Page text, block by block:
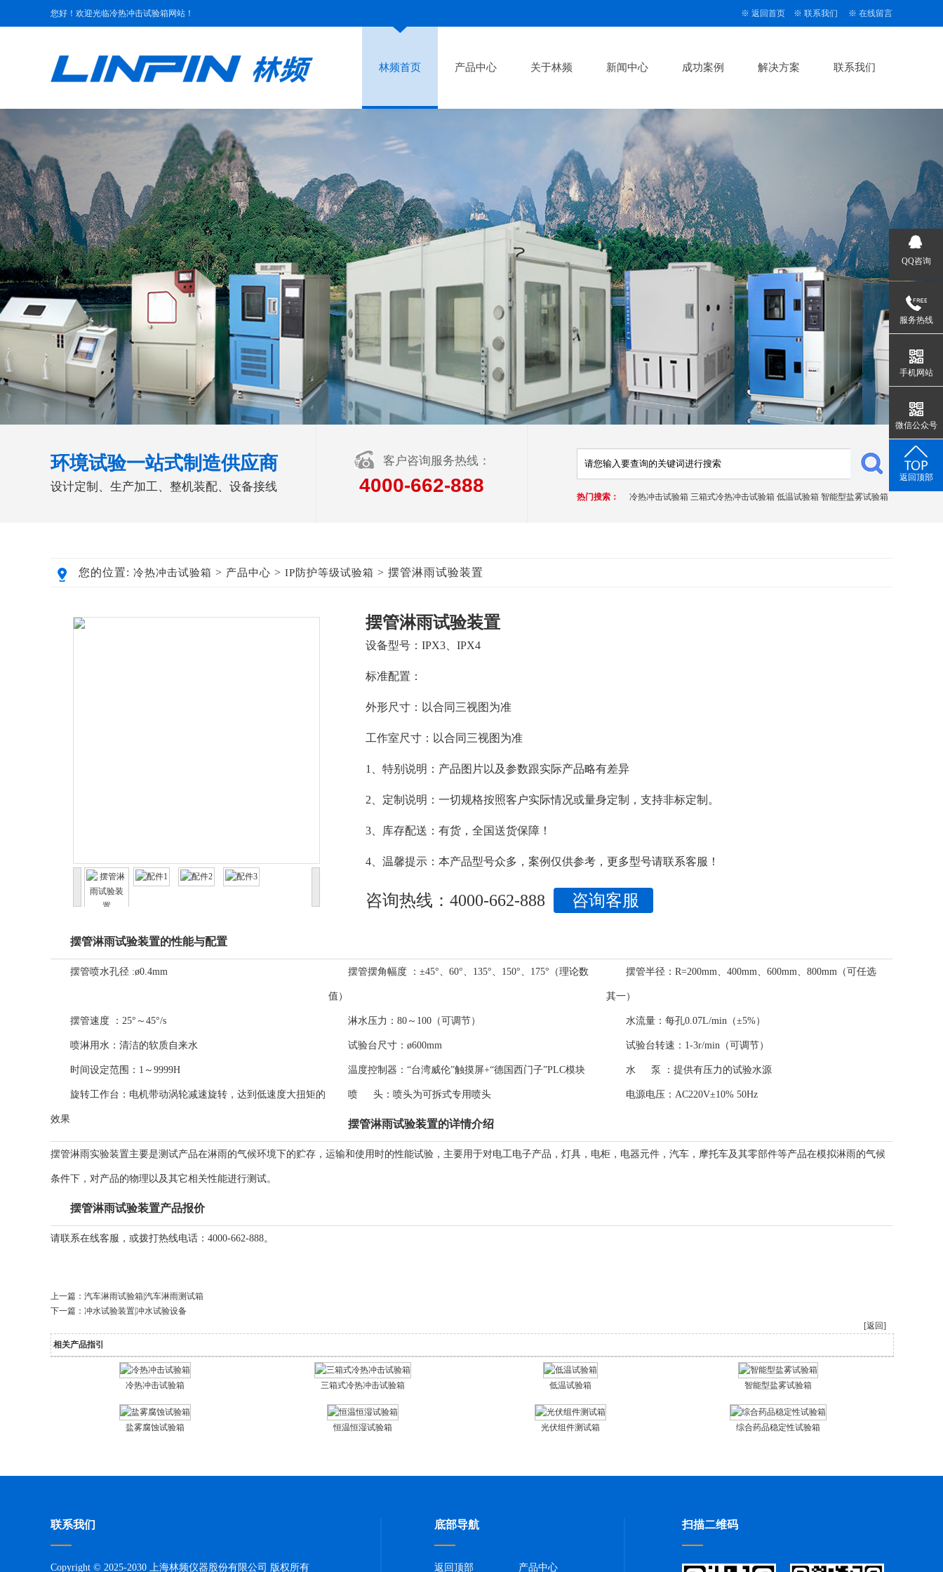
您好！欢迎光临冷热冲击试验箱网站！ ※ 返回首页 ※ 联系我们 ※ 在线留言
林频首页 产品中心 关于林频 新闻中心 成功案例 解决方案 联系我们
环境试验一站式制造供应商
设计定制、生产加工、整机装配、设备接线
客户咨询服务热线：
4000-662-888
热门搜索： 冷热冲击试验箱 三箱式冷热冲击试验箱 低温试验箱 智能型盐雾试验箱
您的位置: 冷热冲击试验箱 > 产品中心 > IP防护等级试验箱 > 摆管淋雨试验装置
摆管淋雨试验装置
设备型号：IPX3、IPX4
标准配置：
外形尺寸：以合同三视图为准
工作室尺寸：以合同三视图为准
1、特别说明：产品图片以及参数跟实际产品略有差异
2、定制说明：一切规格按照客户实际情况或量身定制，支持非标定制。
3、库存配送：有货，全国送货保障！
4、温馨提示：本产品型号众多，案例仅供参考，更多型号请联系客服！
咨询热线：4000-662-888 咨询客服
摆管淋雨试验装置的性能与配置
摆管喷水孔径 :ø0.4mm 摆管摆角幅度 ： ±45°、60°、135°、150°、175°（理论数
值）
摆管半径： R=200mm、400mm、600mm、800mm（可任选
其一）
摆管速度 ： 25°～45°/s 淋水压力： 80～100（可调节） 水流量： 每孔0.07L/min（±5%）
喷淋用水： 清洁的软质自来水 试验台尺寸： ø600mm 试验台转速： 1-3r/min（可调节）
时间设定范围： 1～9999H 温度控制器： “台湾威伦”触摸屏+“德国西门子”PLC模块 水 泵 ： 提供有压力的试验水源
旋转工作台： 电机带动涡轮减速旋转，达到低速度大扭矩的
效果
喷 头： 喷头为可拆式专用喷头 电源电压： AC220V±10% 50Hz
摆管淋雨试验装置的详情介绍
摆管淋雨实验装置主要是测试产品在淋雨的气候环境下的贮存，运输和使用时的性能试验，主要用于对电工电子产品，灯具，电柜，电器元件，汽车，摩托车及其零部件等产品在模拟淋雨的气候
条件下，对产品的物理以及其它相关性能进行测试。
摆管淋雨试验装置产品报价
请联系在线客服，或拨打热线电话：4000-662-888。
上一篇： 汽车淋雨试验箱|汽车淋雨测试箱
下一篇： 冲水试验装置|冲水试验设备
[返回]
相关产品指引
冷热冲击试验箱 三箱式冷热冲击试验箱 低温试验箱 智能型盐雾试验箱
盐雾腐蚀试验箱 恒温恒湿试验箱 光伏组件测试箱 综合药品稳定性试验箱
联系我们
Copyright © 2025-2030 上海林频仪器股份有限公司 版权所有
底部导航
返回顶部 产品中心
扫描二维码
QQ咨询
服务热线
手机网站
微信公众号
返回顶部